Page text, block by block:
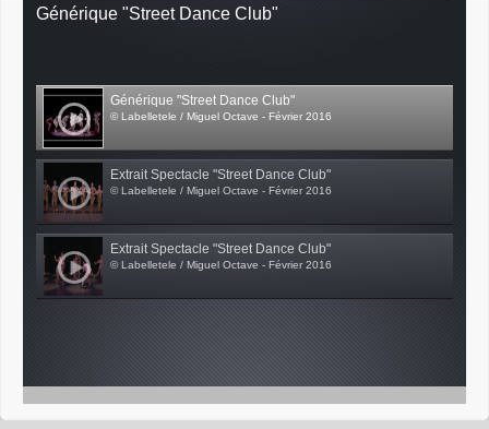
Générique "Street Dance Club"
Générique "Street Dance Club"
© Labelletele / Miguel Octave - Février 2016
Extrait Spectacle "Street Dance Club"
© Labelletele / Miguel Octave - Février 2016
Extrait Spectacle "Street Dance Club"
© Labelletele / Miguel Octave - Février 2016